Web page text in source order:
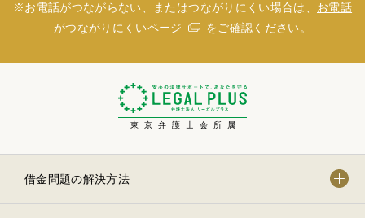
※お電話がつながらない、またはつながりにくい場合は、 お電話
がつながりにくいページ
をご確認ください。
東京弁護士会所属
借金問題の解決方法